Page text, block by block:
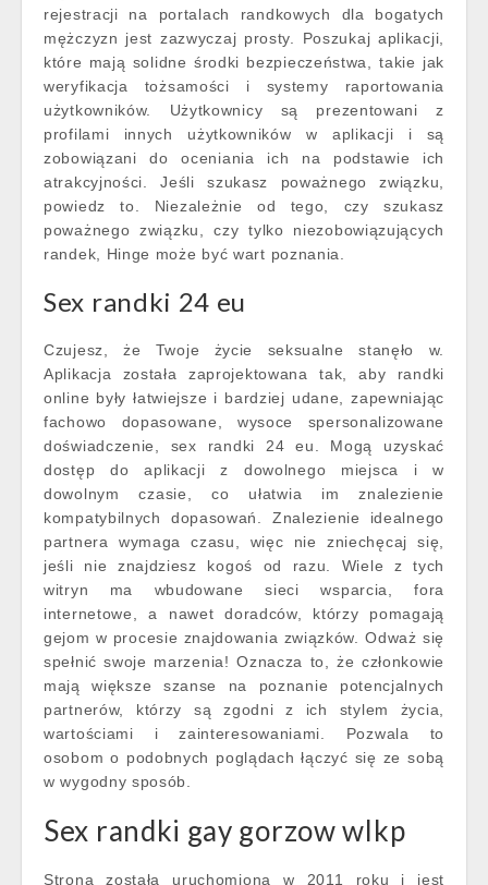
rejestracji na portalach randkowych dla bogatych
mężczyzn jest zazwyczaj prosty. Poszukaj aplikacji,
które mają solidne środki bezpieczeństwa, takie jak
weryfikacja tożsamości i systemy raportowania
użytkowników. Użytkownicy są prezentowani z
profilami innych użytkowników w aplikacji i są
zobowiązani do oceniania ich na podstawie ich
atrakcyjności. Jeśli szukasz poważnego związku,
powiedz to. Niezależnie od tego, czy szukasz
poważnego związku, czy tylko niezobowiązujących
randek, Hinge może być wart poznania.
Sex randki 24 eu
Czujesz, że Twoje życie seksualne stanęło w.
Aplikacja została zaprojektowana tak, aby randki
online były łatwiejsze i bardziej udane, zapewniając
fachowo dopasowane, wysoce spersonalizowane
doświadczenie, sex randki 24 eu. Mogą uzyskać
dostęp do aplikacji z dowolnego miejsca i w
dowolnym czasie, co ułatwia im znalezienie
kompatybilnych dopasowań. Znalezienie idealnego
partnera wymaga czasu, więc nie zniechęcaj się,
jeśli nie znajdziesz kogoś od razu. Wiele z tych
witryn ma wbudowane sieci wsparcia, fora
internetowe, a nawet doradców, którzy pomagają
gejom w procesie znajdowania związków. Odważ się
spełnić swoje marzenia! Oznacza to, że członkowie
mają większe szanse na poznanie potencjalnych
partnerów, którzy są zgodni z ich stylem życia,
wartościami i zainteresowaniami. Pozwala to
osobom o podobnych poglądach łączyć się ze sobą
w wygodny sposób.
Sex randki gay gorzow wlkp
Strona została uruchomiona w 2011 roku i jest